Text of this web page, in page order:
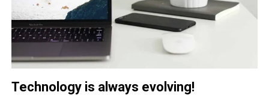
Technology is always evolving!